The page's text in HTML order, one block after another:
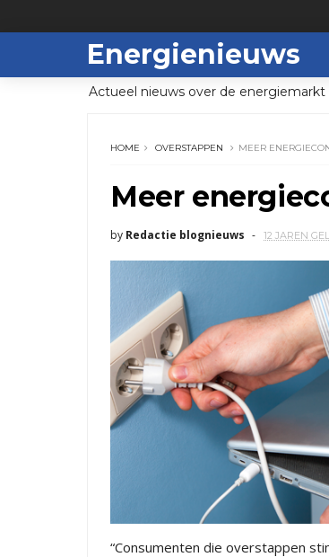
Energienieuws
Actueel nieuws over de energiemarkt
HOME OVERSTAPPEN MEER
Meer
by Redactie blognieuws 12 JAREN
“Consumenten die overstappen